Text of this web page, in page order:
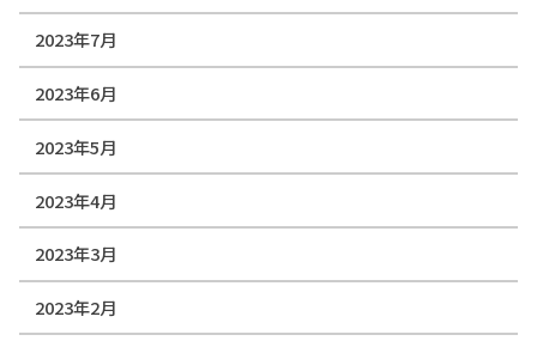
2023年7月
2023年6月
2023年5月
2023年4月
2023年3月
2023年2月